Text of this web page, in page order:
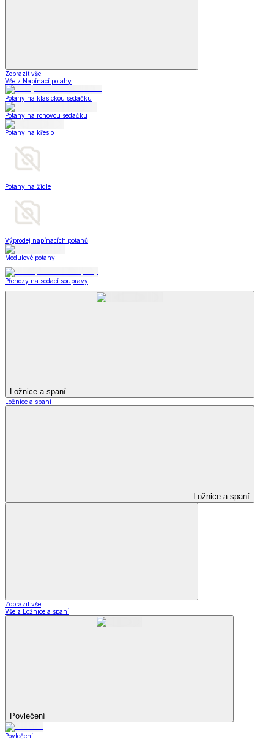
Zobrazit vše
Vše z Napínací potahy
Potahy na klasickou sedačku
Potahy na rohovou sedačku
Potahy na křeslo
Potahy na židle
Výprodej napínacích potahů
Modulové potahy
Přehozy na sedací soupravy
Ložnice a spaní
Ložnice a spaní
Ložnice a spaní
Zobrazit vše
Vše z Ložnice a spaní
Povlečení
Povlečení